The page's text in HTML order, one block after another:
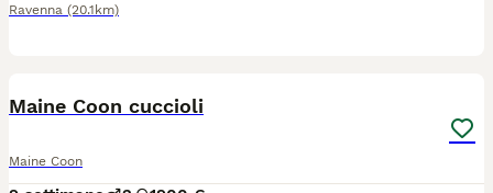
Ravenna (20.1km)
Maine Coon cuccioli
Maine Coon